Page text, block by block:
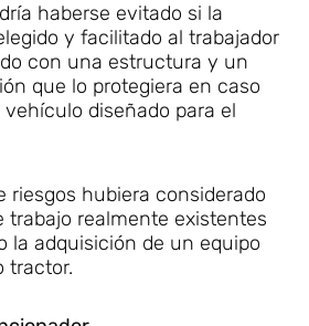
haberse evitado si la
y facilitado al trabajador
con una estructura y un
que lo protegiera en caso
diseñado para el
riesgos hubiera considerado
trabajo realmente existentes
la adquisición de un equipo
tractor.